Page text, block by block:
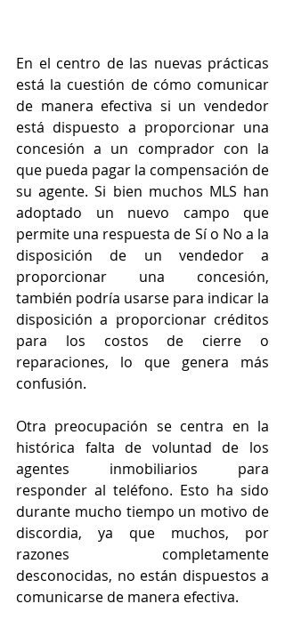
En el centro de las nuevas prácticas
está la cuestión de cómo comunicar
de manera efectiva si un vendedor
está dispuesto a proporcionar una
concesión a un comprador con la
que pueda pagar la compensación de
su agente. Si bien muchos MLS han
adoptado un nuevo campo que
permite una respuesta de Sí o No a la
disposición de un vendedor a
proporcionar una concesión,
también podría usarse para indicar la
disposición a proporcionar créditos
para los costos de cierre o
reparaciones, lo que genera más
confusión.
Otra preocupación se centra en la
histórica falta de voluntad de los
agentes inmobiliarios para
responder al teléfono. Esto ha sido
durante mucho tiempo un motivo de
discordia, ya que muchos, por
razones completamente
desconocidas, no están dispuestos a
comunicarse de manera efectiva.